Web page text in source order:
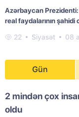
Azərbaycan
real faydalarının şahidi
22 Siyasət 08
Gün
2 mindən çox
oldu